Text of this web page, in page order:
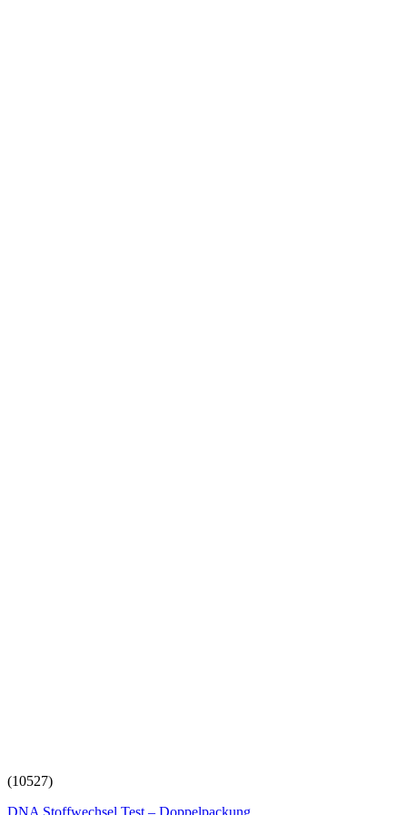
(10527)
DNA Stoffwechsel Test – Doppelpackung